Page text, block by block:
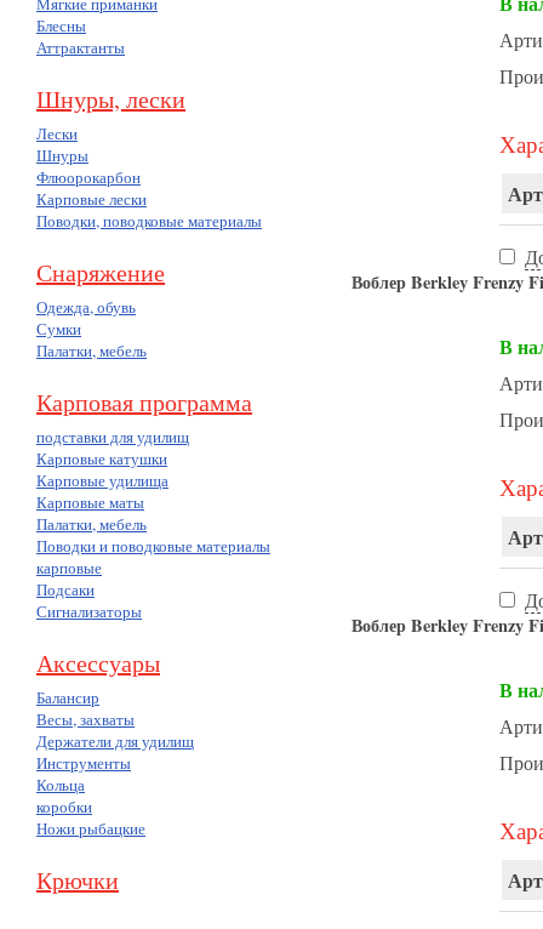
Блесны
Аттрактанты
Шнуры, лески
Лески
Шнуры
Флюорокарбон
Карповые лески
Поводки, поводковые материалы
Снаряжение
Одежда, обувь
Сумки
Палатки, мебель
Карповая программа
подставки для удилищ
Карповые катушки
Карповые удилища
Карповые маты
Палатки, мебель
Поводки и поводковые материалы
карповые
Подсаки
Сигнализаторы
Аксессуары
Балансир
Весы, захваты
Держатели для удилищ
Инструменты
Кольца
коробки
Ножи рыбацкие
Крючки
Воблер Berkley Frenzy
В
Воблер Berkley Frenzy
В